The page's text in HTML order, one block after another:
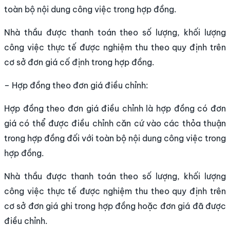
toàn bộ nội dung công việc trong hợp đồng.
Nhà thầu được thanh toán theo số lượng, khối lượng
công việc thực tế được nghiệm thu theo quy định trên
cơ sở đơn giá cố định trong hợp đồng.
– Hợp đồng theo đơn giá điều chỉnh:
Hợp đồng theo đơn giá điều chỉnh là hợp đồng có đơn
giá có thể được điều chỉnh căn cứ vào các thỏa thuận
trong hợp đồng đối với toàn bộ nội dung công việc trong
hợp đồng.
Nhà thầu được thanh toán theo số lượng, khối lượng
công việc thực tế được nghiệm thu theo quy định trên
cơ sở đơn giá ghi trong hợp đồng hoặc đơn giá đã được
điều chỉnh.